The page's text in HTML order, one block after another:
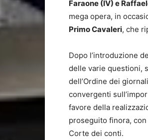
Faraone (IV) e
mega opera, in
Primo Cavaleri, che
Dopo l’introduzione
delle varie questioni,
dell’Ordine dei
convergenti
favore della
proseguito finora,
Corte dei conti.